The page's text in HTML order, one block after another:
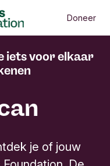
Doneer
iets voor elkaar
je of jouw